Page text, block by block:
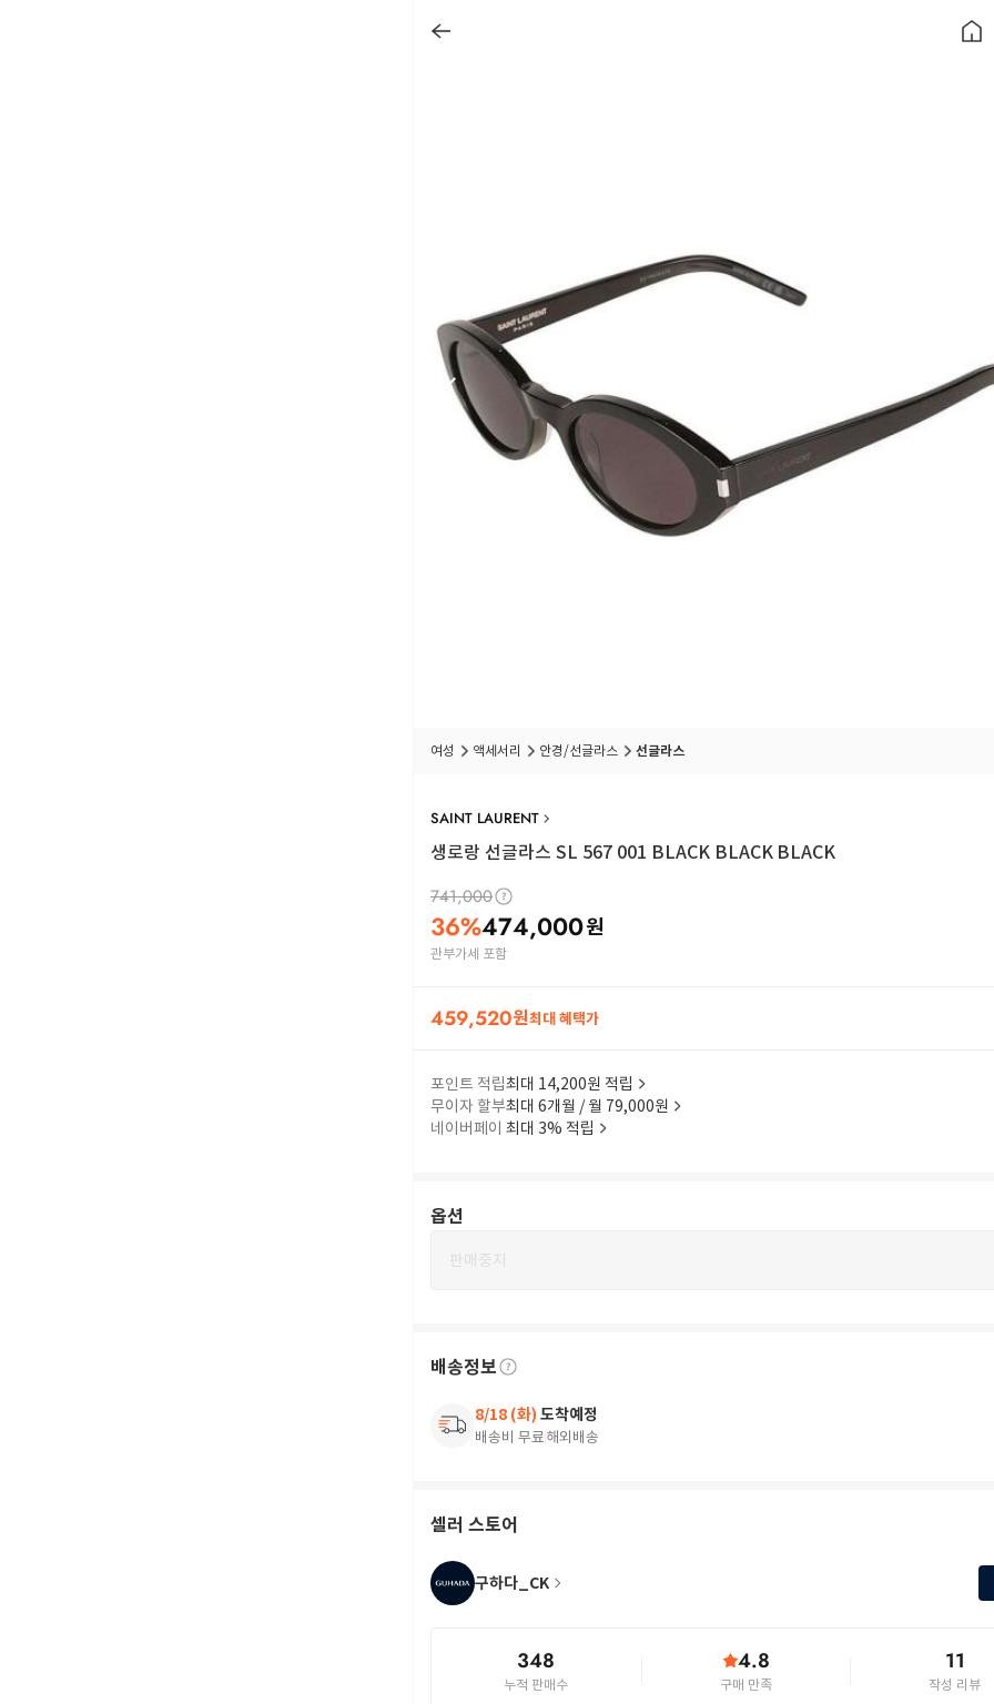
여성 액세서리 안경/선글라스 선글라스
SAINT LAURENT
생로랑 선글라스 SL 567 001 BLACK BLACK BLACK
741,000
36%474,000원
관부가세 포함
459,520원최대 혜택가
포인트 적립최대 14,200원 적립
무이자 할부최대 6개월 / 월 79,000원
네이버페이 최대 3% 적립
옵션
판매중지
배송정보
8/18 (화) 도착예정
배송비 무료해외배송
셀러 스토어
구하다_CK
348
누적 판매수
4.8
구매 만족
11
작성 리뷰